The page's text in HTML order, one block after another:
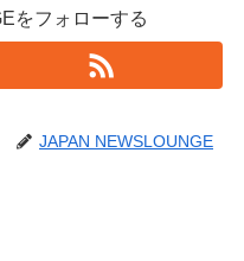
をフォローする
JAPAN NEWSLOUNGE